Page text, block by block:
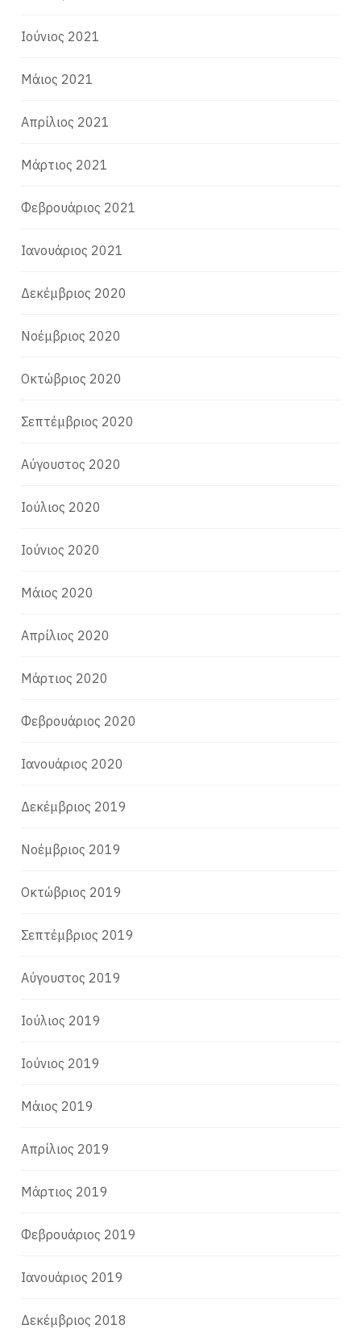
Ιούνιος 2021
Μάιος 2021
Απρίλιος 2021
Μάρτιος 2021
Φεβρουάριος 2021
Ιανουάριος 2021
Δεκέμβριος 2020
Νοέμβριος 2020
Οκτώβριος 2020
Σεπτέμβριος 2020
Αύγουστος 2020
Ιούλιος 2020
Ιούνιος 2020
Μάιος 2020
Απρίλιος 2020
Μάρτιος 2020
Φεβρουάριος 2020
Ιανουάριος 2020
Δεκέμβριος 2019
Νοέμβριος 2019
Οκτώβριος 2019
Σεπτέμβριος 2019
Αύγουστος 2019
Ιούλιος 2019
Ιούνιος 2019
Μάιος 2019
Απρίλιος 2019
Μάρτιος 2019
Φεβρουάριος 2019
Ιανουάριος 2019
Δεκέμβριος 2018